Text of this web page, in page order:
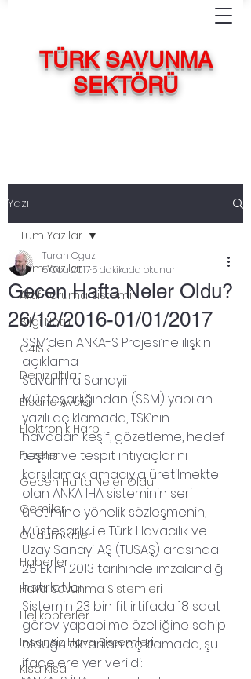
TÜRK SAVUNMA
SEKTÖRÜ
Yazı
Tüm Yazılar
Aktif Koruma Sistemi
Bilgi Notu
C4ISR
Denizaltilar
Efsane Avcisi
Elektronik Harp
Fuzeler
Gecen Hafta Neler Oldu
Gemiler
Gudum Kitleri
Haberler
Hava Savunma Sistemleri
Helikopterler
Insansiz Hava Sistemleri
Kisa Kisa
Tüm Yazılar
Gecen Hafta Neler Oldu?
26/12/2016-01/01/2017
Turan Oguz
5 Oca 20175 dakikada okunur
SSM’den ANKA-S Projesi’ne ilişkin
açıklama
Savunma Sanayii
Müsteşarlığından (SSM) yapılan
yazılı açıklamada, TSK’nın
havadan keşif, gözetleme, hedef
teşhis ve tespit ihtiyaçlarını
karşılamak amacıyla üretilmekte
olan ANKA İHA sisteminin seri
üretimine yönelik sözleşmenin,
Müsteşarlık ile Türk Havacılık ve
Uzay Sanayi AŞ (TUSAŞ) arasında
25 Ekim 2013 tarihinde imzalandığı
hatırlatıldı.
Sistemin 23 bin fit irtifada 18 saat
görev yapabilme özelliğine sahip
olduğu aktarılan açıklamada, şu
ifadelere yer verildi: